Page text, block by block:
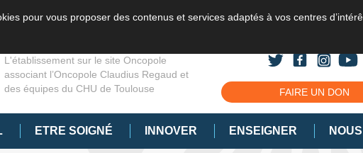
pour vous proposer des contenus et services adaptés à vos centres
L'établissement sur le site Oncopole
associant l’Oncopole Claudius Regaud et
des équipes du CHU de Toulouse
FAIRE UN DON
ETRE SOIGNÉ INNOVER ENSEIGNER